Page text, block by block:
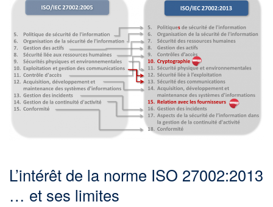
L’intérêt de la norme ISO 27002:2013
… et ses limites